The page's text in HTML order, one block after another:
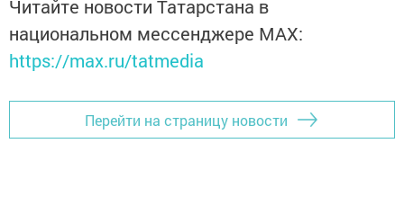
Читайте новости Татарстана в
национальном мессенджере MАХ:
https://max.ru/tatmedia
Перейти на страницу новости